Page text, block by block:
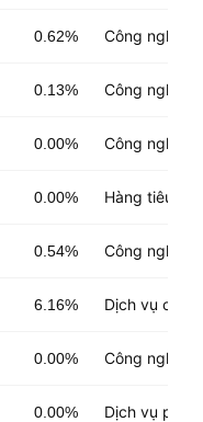
0.62% Công nghệ
0.13% Công nghiệp
0.00% Công nghiệp
0.00% Hàng tiêu
0.54% Công nghệ
6.16% Dịch vụ
0.00% Công nghệ
0.00% Dịch vụ phân